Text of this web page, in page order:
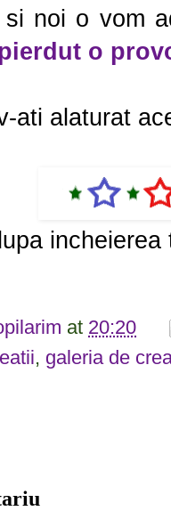
si noi o vom
o
ati alaturat
at 20:20
, galeria de